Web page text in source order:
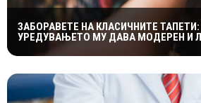
ЗАБОРАВЕТЕ НА КЛАСИЧНИТЕ
УРЕДУВАЊЕТО МУ ДАВА МОДЕРЕН И